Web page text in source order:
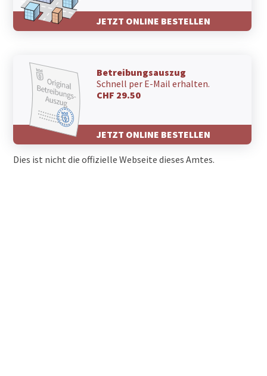
JETZT ONLINE BESTELLEN
Betreibungsauszug
Schnell per E-Mail erhalten.
CHF 29.50
JETZT ONLINE BESTELLEN
Dies ist nicht die offizielle Webseite dieses Amtes.